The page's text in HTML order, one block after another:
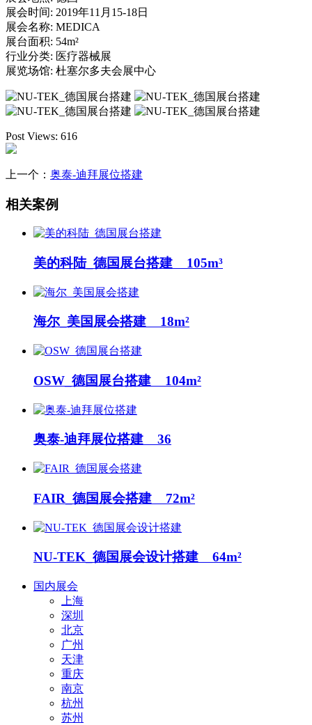
展会时间: 2019年11月15-18日
展会名称: MEDICA
展台面积: 54m²
行业分类: 医疗器械展
展览场馆: 杜塞尔多夫会展中心
Post Views: 616
上一个： 奥泰-迪拜展位搭建
相关案例
美的科陆_德国展台搭建 105m³
海尔_美国展会搭建 18m²
OSW_德国展台搭建 104m²
奥泰-迪拜展位搭建 36
FAIR_德国展会搭建 72m²
NU-TEK_德国展会设计搭建 64m²
国内展会
上海
深圳
北京
广州
天津
重庆
南京
杭州
苏州